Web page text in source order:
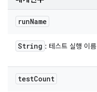
runName
String : 테스트 실행 이름
testCount